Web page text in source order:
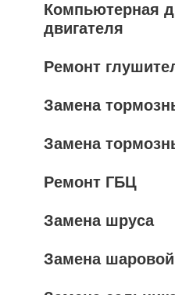
Компьютерная
двигателя
Ремонт
Замена
Замена
Ремонт ГБЦ
Замена шруса
Замена шаровой